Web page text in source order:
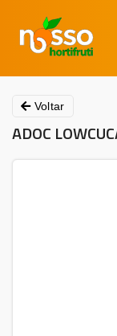
Voltar
ADOC